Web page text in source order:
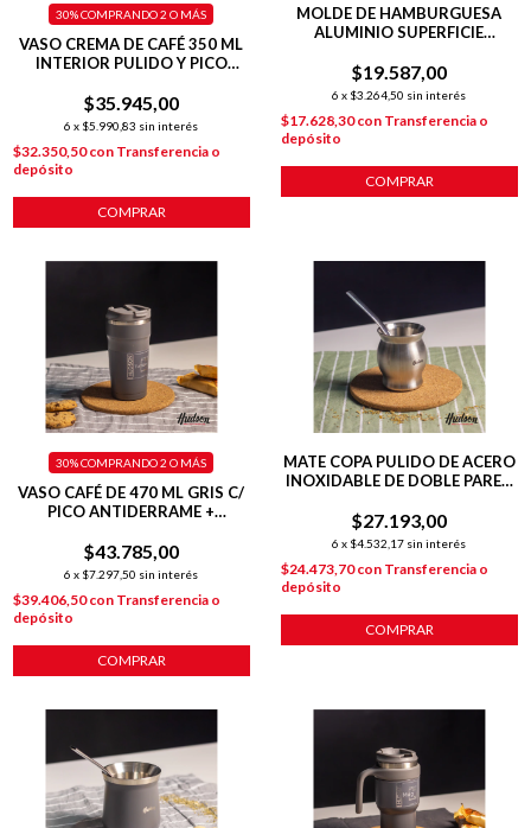
VASO CREMA DE CAFÉ 350 ML
INTERIOR PULIDO Y PICO
$35.945,00
6 x $5.990,83 sin interés
30%COMPRANDO 2 O MÁS
$32.350,50con Transferencia o
depósito
COMPRAR
MOLDE DE HAMBURGUESA
ALUMINIO SUPERFICIE
$19.587,00
6 x $3.264,50 sin interés
$17.628,30con Transferencia o
depósito
COMPRAR
VASO CAFÉ DE 470 ML GRIS C/
PICO ANTIDERRAME +
HERMÉTICA
$43.785,00
6 x $7.297,50 sin interés
30%COMPRANDO 2 O MÁS
$39.406,50con Transferencia o
depósito
COMPRAR
MATE COPA PULIDO DE ACERO
INOXIDABLE DE DOBLE PARED
$27.193,00
6 x $4.532,17 sin interés
$24.473,70con Transferencia o
depósito
COMPRAR